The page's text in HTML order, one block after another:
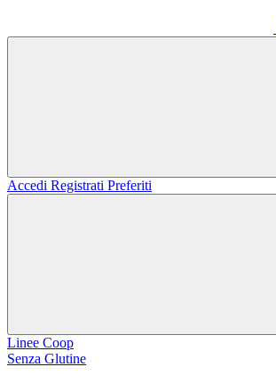
Accedi Registrati Preferiti
Linee Coop
Senza Glutine